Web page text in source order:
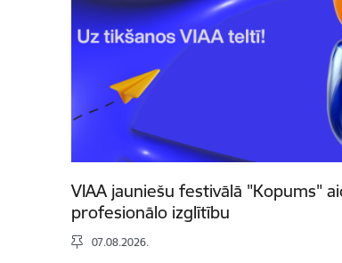
VIAA jauniešu festivālā "Kopums"
profesionālo izglītību
07.08.2026.